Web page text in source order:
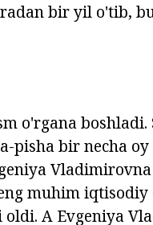
bir yil o'tib,
o'rgana boshladi.
pisha bir necha oy
muhim
A Evgeniya